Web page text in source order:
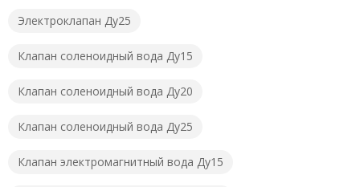
Электроклапан Ду25
Клапан соленоидный вода Ду15
Клапан соленоидный вода Ду20
Клапан соленоидный вода Ду25
Клапан электромагнитный вода Ду15